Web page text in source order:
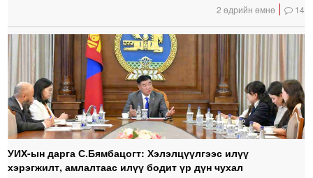
2 өдрийн өмнө 14
УИХ-ын дарга С.Бямбацогт: Хэлэлцүүлгээс илүү
хэрэгжилт, амлалтаас илүү бодит үр дүн чухал